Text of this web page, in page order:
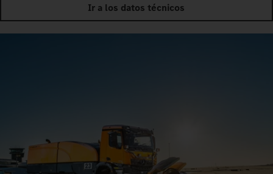
Ir a los datos técnicos